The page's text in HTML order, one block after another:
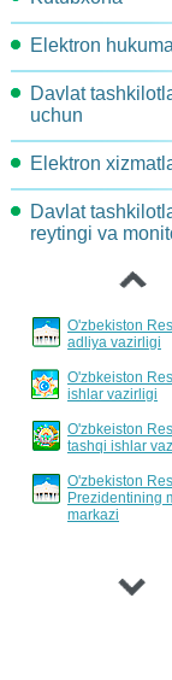
Komissiya
Bog'lanish
Komissiya
Komissiya
Ish rejasi
Metodik
Me'yoriy-
Elektron
Arxitektura
Maqsadli
ko'rsatkichlar
Jarayonlar
harakatlarni
Davlat
uchun
AKT-
etish
Davlat
Hisobotlar
Elektron
Loyihalar
muhokama
Davlat
reytingi va
O'zbekiston
adliya vazirligi
O'zbkeiston
ishlar vazirligi
O'zbkeiston
tashqi ishlar
O'zbekiston
Prezidentining
markazi
‹
›